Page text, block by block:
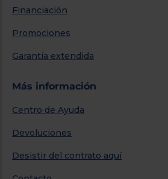
Financiación
Promociones
Garantía extendida
Más información
Centro de Ayuda
Devoluciones
Desistir del contrato aquí